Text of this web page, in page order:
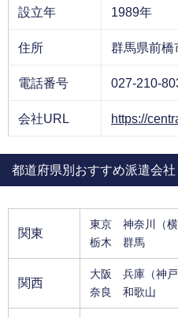
設立年 1989年
住所 群馬県前橋
電話番号 027-210-
会社URL https://
都道府県別おすすめ派遣会社
関東
東京 神奈川 （
栃木
群馬
関西
大阪 兵庫 （神戸
奈良
和歌山